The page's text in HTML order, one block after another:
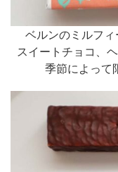
ベルンのミルフ
スイートチョコ、
季節によって